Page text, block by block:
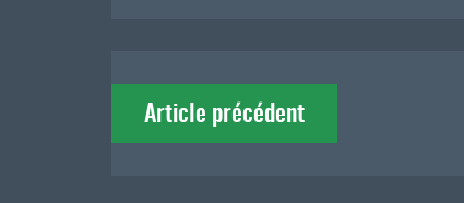
Navigation
deArticle précédent